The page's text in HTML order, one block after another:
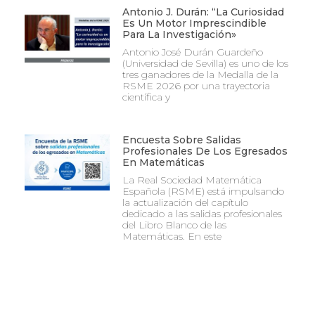
Antonio J. Durán: “La Curiosidad
Es Un Motor Imprescindible
Para La Investigación»
Antonio José Durán Guardeño
(Universidad de Sevilla) es uno de los
tres ganadores de la Medalla de la
RSME 2026 por una trayectoria
científica y
Encuesta Sobre Salidas
Profesionales De Los Egresados
En Matemáticas
La Real Sociedad Matemática
Española (RSME) está impulsando
la actualización del capítulo
dedicado a las salidas profesionales
del Libro Blanco de las
Matemáticas. En este